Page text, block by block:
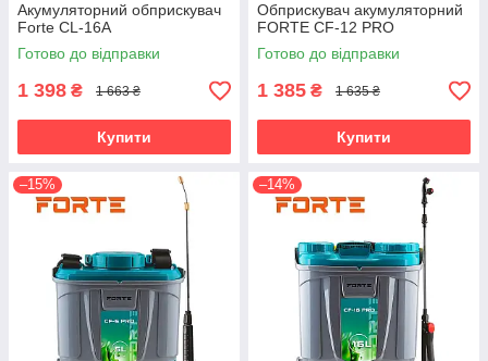
Акумуляторний обприскувач
Forte CL-16A
Готово до відправки
1 398 ₴ 1 663 ₴
Купити
Обприскувач акумуляторний
FORTE CF-12 PRO
Готово до відправки
1 385 ₴ 1 635 ₴
Купити
–15% –14%